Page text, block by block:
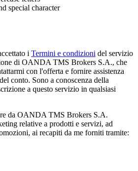
special character
i Termini e condizioni del servizio
di OANDA TMS Brokers S.A., che
con l'offerta e fornire assistenza
conto. Sono a conoscenza della
a questo servizio in qualsiasi
da OANDA TMS Brokers S.A.
relative a prodotti e servizi, ad
ai recapiti da me forniti tramite: